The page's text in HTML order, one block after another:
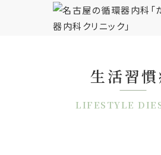
生活習慣
LIFESTYLE